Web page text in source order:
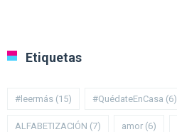
Etiquetas
#leermás (15) #QuédateEnCasa (6)
ALFABETIZACIÓN (7) amor (6)